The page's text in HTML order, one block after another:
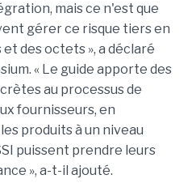
mais ce n'est que
gérer ce risque tiers en
des octets », a déclaré
« Le guide apporte des
au processus de
fournisseurs, en
produits à un niveau
puissent prendre leurs
», a-t-il ajouté.